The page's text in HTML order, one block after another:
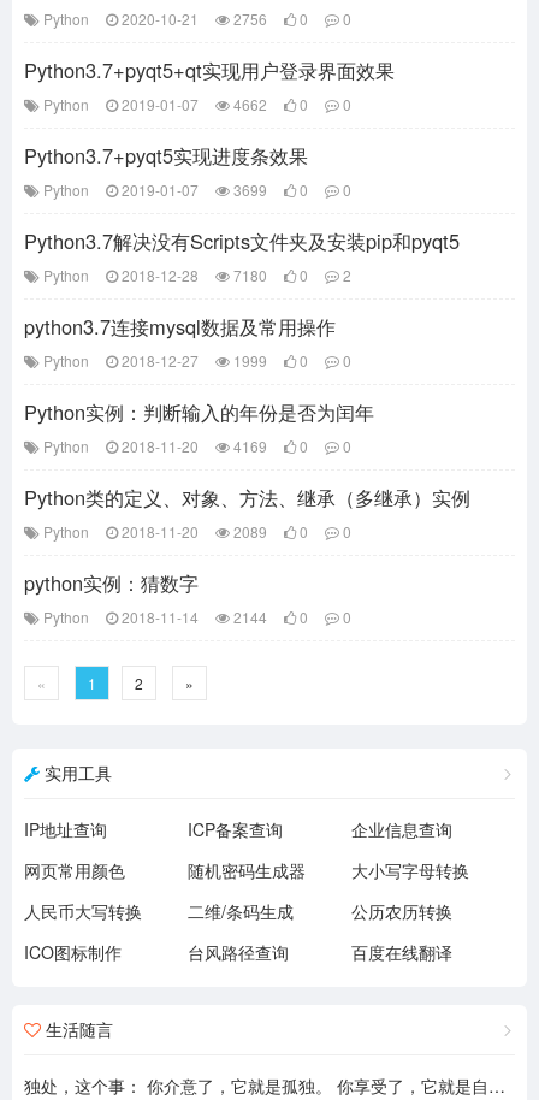
Python 2020-10-21 2756 0 0
Python3.7+pyqt5+qt实现用户登录界面效果
Python 2019-01-07 4662 0 0
Python3.7+pyqt5实现进度条效果
Python 2019-01-07 3699 0 0
Python3.7解决没有Scripts文件夹及安装pip和pyqt5
Python 2018-12-28 7180 0 2
python3.7连接mysql数据及常用操作
Python 2018-12-27 1999 0 0
Python实例：判断输入的年份是否为闰年
Python 2018-11-20 4169 0 0
Python类的定义、对象、方法、继承（多继承）实例
Python 2018-11-20 2089 0 0
python实例：猜数字
Python 2018-11-14 2144 0 0
« 1 2 »
实用工具
IP地址查询 ICP备案查询
企业信息查询
网页常用颜色
随机密码生成器
大小写字母转换
人民币大写转换
二维/条码生成
公历农历转换
ICO图标制作
台风路径查询 百度在线翻译
生活随言
独处，这个事： 你介意了，它就是孤独。 你享受了，它就是自由。